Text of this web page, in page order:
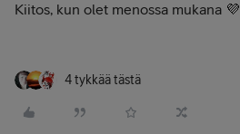
Kiitos, kun olet menossa mukana 💜
4 tykkää tästä